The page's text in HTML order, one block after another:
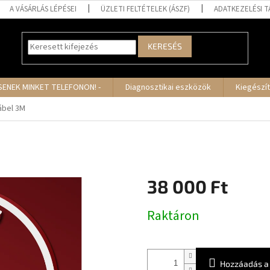
A VÁSÁRLÁS LÉPÉSEI ÜZLETI FELTÉTELEK (ÁSZF) ADATKEZELÉSI
KERESÉS
MINKET TELEFONON! - Diagnosztikai eszközök
3M
38 000 Ft
Raktáron
Hozzáadás